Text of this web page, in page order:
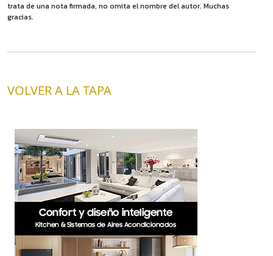
trata de una nota firmada, no omita el nombre del autor. Muchas
gracias.
VOLVER A LA TAPA